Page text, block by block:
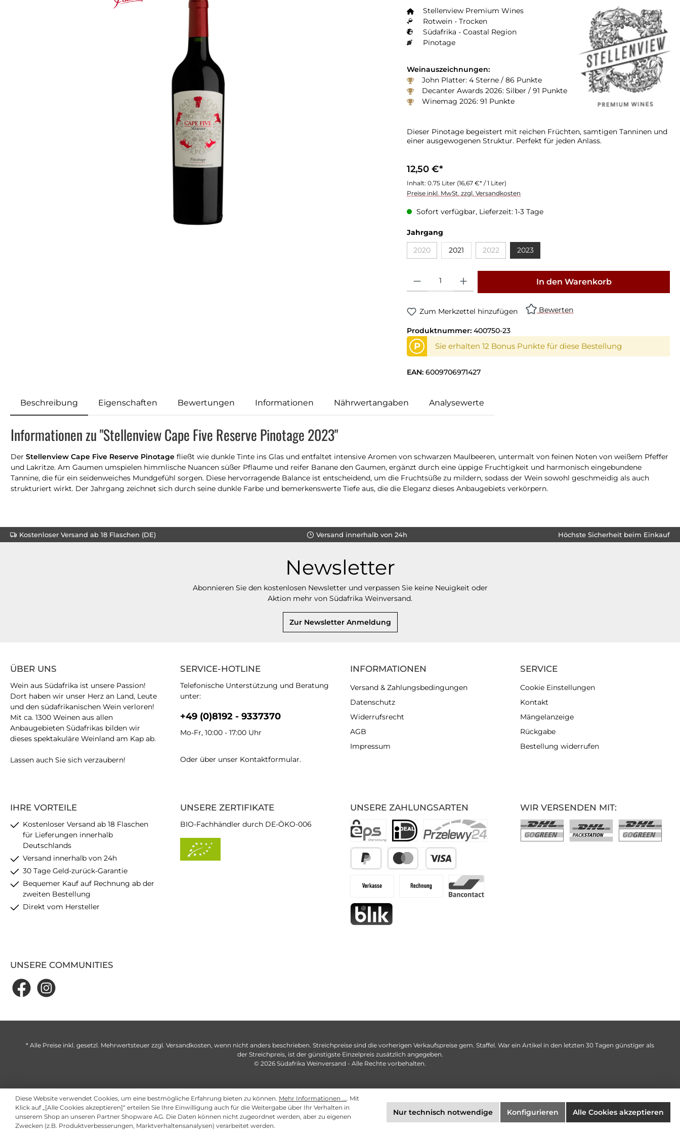
Stellenview Premium Wines
Rotwein - Trocken
Südafrika - Coastal Region
Pinotage
Weinauszeichnungen:
John Platter: 4 Sterne / 86 Punkte
Decanter Awards 2026: Silber / 91 Punkte
Winemag 2026: 91 Punkte
Dieser Pinotage begeistert mit reichen Früchten, samtigen Tanninen und
einer ausgewogenen Struktur. Perfekt für jeden Anlass.
12,50 €*
Inhalt: 0.75 Liter (16,67 €* / 1 Liter)
Preise inkl. MwSt. zzgl. Versandkosten
Sofort verfügbar, Lieferzeit: 1-3 Tage
Jahrgang
2020
2021 2022 2023
In den Warenkorb
Zum Merkzettel hinzufügen Bewerten
Produktnummer: 400750-23
P Sie erhalten 12 Bonus Punkte für diese Bestellung
EAN: 6009706971427
Beschreibung Eigenschaften Bewertungen Informationen Nährwertangaben Analysewerte
Informationen zu "Stellenview Cape Five Reserve Pinotage 2023"
Der Stellenview Cape Five Reserve Pinotage fließt wie dunkle Tinte ins Glas und entfaltet intensive Aromen von schwarzen Maulbeeren, untermalt von feinen Noten von weißem Pfeffer
und Lakritze. Am Gaumen umspielen himmlische Nuancen süßer Pflaume und reifer Banane den Gaumen, ergänzt durch eine üppige Fruchtigkeit und harmonisch eingebundene
Tannine, die für ein seidenweiches Mundgefühl sorgen. Diese hervorragende Balance ist entscheidend, um die Fruchtsüße zu mildern, sodass der Wein sowohl geschmeidig als auch
strukturiert wirkt. Der Jahrgang zeichnet sich durch seine dunkle Farbe und bemerkenswerte Tiefe aus, die die Eleganz dieses Anbaugebiets verkörpern.
Kostenloser Versand ab 18 Flaschen (DE) Versand innerhalb von 24h Höchste Sicherheit beim Einkauf
Newsletter
Abonnieren Sie den kostenlosen Newsletter und verpassen Sie keine Neuigkeit oder
Aktion mehr von Südafrika Weinversand.
Zur Newsletter Anmeldung
SERVICE-HOTLINE
Telefonische Unterstützung und Beratung
unter:
+49 (0)8192 - 9337370
Mo-Fr, 10:00 - 17:00 Uhr
Oder über unser Kontaktformular.
IHRE VORTEILE
Kostenloser Versand ab 18 Flaschen
für Lieferungen innerhalb
Deutschlands
Versand innerhalb von 24h
30 Tage Geld-zurück-Garantie
Bequemer Kauf auf Rechnung ab der
zweiten Bestellung
Direkt vom Hersteller
UNSERE ZAHLUNGSARTEN
ÜBER UNS
Wein aus Südafrika ist unsere Passion!
Dort haben wir unser Herz an Land, Leute
und den südafrikanischen Wein verloren!
Mit ca. 1300 Weinen aus allen
Anbaugebieten Südafrikas bilden wir
dieses spektakuläre Weinland am Kap ab.
Lassen auch Sie sich verzaubern!
UNSERE ZERTIFIKATE
BIO-Fachhändler durch DE-ÖKO-006
INFORMATIONEN
Versand & Zahlungsbedingungen
Datenschutz
Widerrufsrecht
AGB
Impressum
SERVICE
Cookie Einstellungen
Kontakt
Mängelanzeige
Rückgabe
Bestellung widerrufen
UNSERE COMMUNITIES
WIR VERSENDEN MIT:
* Alle Preise inkl. gesetzl. Mehrwertsteuer zzgl. Versandkosten, wenn nicht anders beschrieben. Streichpreise sind die vorherigen Verkaufspreise gem. Staffel. War ein Artikel in den letzten 30 Tagen günstiger als
der Streichpreis, ist der günstigste Einzelpreis zusätzlich angegeben.
© 2026 Südafrika Weinversand - Alle Rechte vorbehalten.
Diese Website verwendet Cookies, um eine bestmögliche Erfahrung bieten zu können. Mehr Informationen .... Mit
Klick auf „[Alle Cookies akzeptieren]“ erteilen Sie Ihre Einwilligung auch für die Weitergabe über Ihr Verhalten in
unserem Shop an unseren Partner Shopware AG. Die Daten können nicht zugeordnet werden, aber zu eigenen
Zwecken (z.B. Produktverbesserungen, Marktverhaltensanalysen) verarbeitet werden.
Nur technisch notwendige Konfigurieren Alle Cookies akzeptieren